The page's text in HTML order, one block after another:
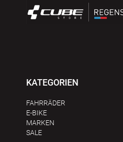
KATEGORIEN
FAHRRÄDER
E-BIKE
MARKEN
SALE